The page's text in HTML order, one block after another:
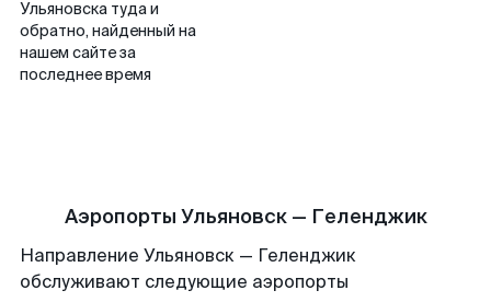
Ульяновска туда и
обратно, найденный на
нашем сайте за
последнее время
Аэропорты Ульяновск — Геленджик
Направление Ульяновск — Геленджик
обслуживают следующие аэропорты